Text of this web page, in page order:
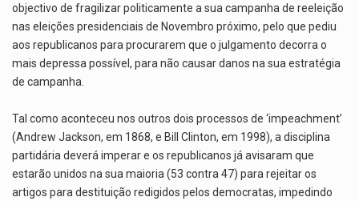
objectivo de fragilizar politicamente a sua campanha de reeleição
nas eleições presidenciais de Novembro próximo, pelo que pediu
aos republicanos para procurarem que o julgamento decorra o
mais depressa possível, para não causar danos na sua estratégia
de campanha.
Tal como aconteceu nos outros dois processos de ‘impeachment’
(Andrew Jackson, em 1868, e Bill Clinton, em 1998), a disciplina
partidária deverá imperar e os republicanos já avisaram que
estarão unidos na sua maioria (53 contra 47) para rejeitar os
artigos para destituição redigidos pelos democratas, impedindo